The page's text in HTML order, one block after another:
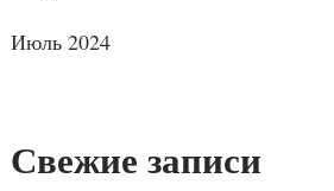
Июль 2024
Свежие записи